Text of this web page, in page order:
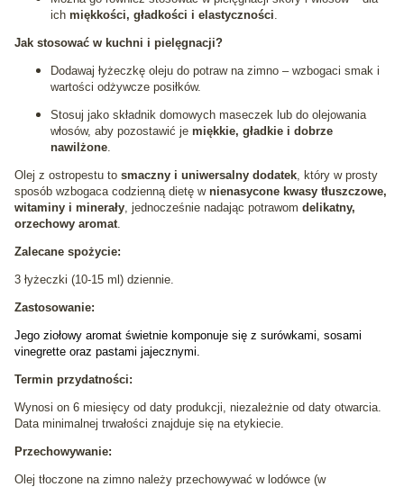
ich miękkości, gładkości i elastyczności
Jak stosować w kuchni i pielęgnacji?
Dodawaj łyżeczkę oleju do potraw na zimno – wzbogaci smak i
wartości odżywcze posiłków.
Stosuj jako składnik domowych maseczek lub do olejowania
włosów, aby pozostawić je miękkie, gładkie i dobrze
nawilżone
Olej z ostropestu to smaczny i uniwersalny dodatek , który w prosty
sposób wzbogaca codzienną dietę w nienasycone kwasy tłuszczowe,
witaminy i minerały , jednocześnie nadając potrawom delikatny,
orzechowy aromat
Zalecane spożycie:
3 łyżeczki (10-15 ml) dziennie.
Zastosowanie:
Jego ziołowy aromat świetnie komponuje się z surówkami, sosami
vinegrette oraz pastami jajecznymi.
Termin przydatności:
Wynosi on 6 miesięcy od daty produkcji, niezależnie od daty otwarcia.
Data minimalnej trwałości znajduje się na etykiecie.
Przechowywanie:
Olej tłoczone na zimno należy przechowywać w lodówce (w